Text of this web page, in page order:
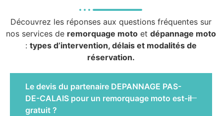
Découvrez les réponses aux questions fréquentes sur
nos services de remorquage moto et dépannage moto
: types d’intervention, délais et modalités de
réservation.
Le devis du partenaire DEPANNAGE PAS-
DE-CALAIS pour un remorquage moto est-il
gratuit ?